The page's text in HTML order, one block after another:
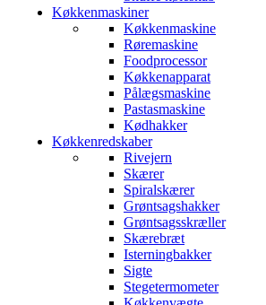
Køkkenmaskiner
Køkkenmaskine
Røremaskine
Foodprocessor
Køkkenapparat
Pålægsmaskine
Pastasmaskine
Kødhakker
Køkkenredskaber
Rivejern
Skærer
Spiralskærer
Grøntsagshakker
Grøntsagsskræller
Skærebræt
Isterningbakker
Sigte
Stegetermometer